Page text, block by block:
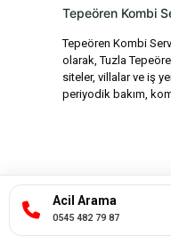
Tepeören Kombi
Tepeören Kombi
olarak, Tuzla
siteler, villalar ve iş
periyodik bakım,
Acil Arama
0545 482 79 87